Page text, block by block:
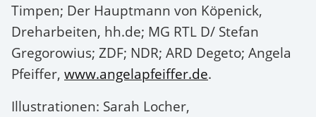
Timpen; Der Hauptmann von Köpenick,
Dreharbeiten, hh.de; MG RTL D/ Stefan
Gregorowius; ZDF; NDR; ARD Degeto; Angela
Pfeiffer, www.angelapfeiffer.de.
Illustrationen: Sarah Locher,